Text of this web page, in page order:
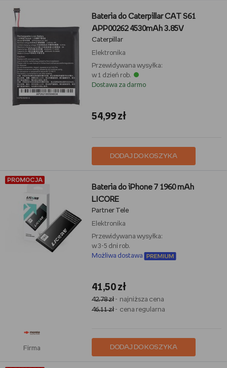
Bateria do Caterpillar CAT S61
APP00262 4530mAh 3.85V
Caterpillar
Elektronika
Przewidywana wysyłka:
w 1 dzień rob.
Dostawa za darmo
54,99 zł
DODAJ DO KOSZYKA
PROMOCJA
Firma
Bateria do iPhone 7 1960 mAh
LICORE
Partner Tele
Elektronika
Przewidywana wysyłka:
w 3-5 dni rob.
Możliwa dostawa
41,50 zł
42,78 zł- najniższa cena
46,11 zł- cena regularna
DODAJ DO KOSZYKA